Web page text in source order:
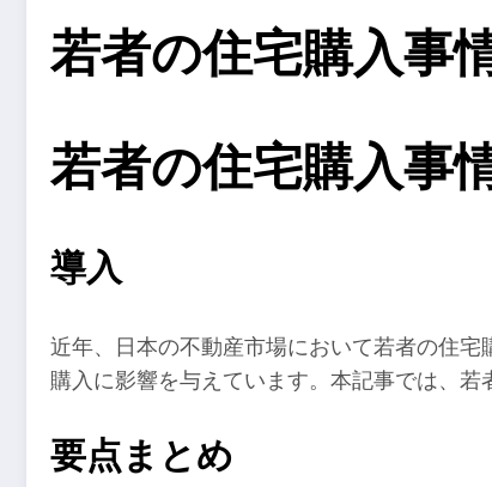
若者の住宅購入事
若者の住宅購入事
導入
近年、日本の不動産市場において若者の住
購入に影響を与えています。本記事では、
要点まとめ